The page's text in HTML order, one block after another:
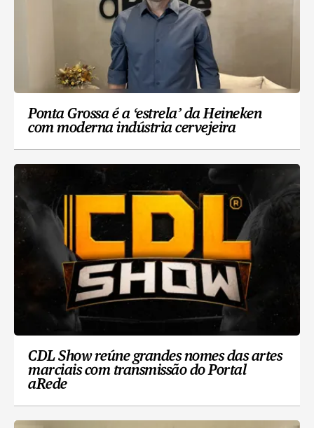
Ponta Grossa é a ‘estrela’ da Heineken
com moderna indústria cervejeira
CDL Show reúne grandes nomes das artes
marciais com transmissão do Portal
aRede